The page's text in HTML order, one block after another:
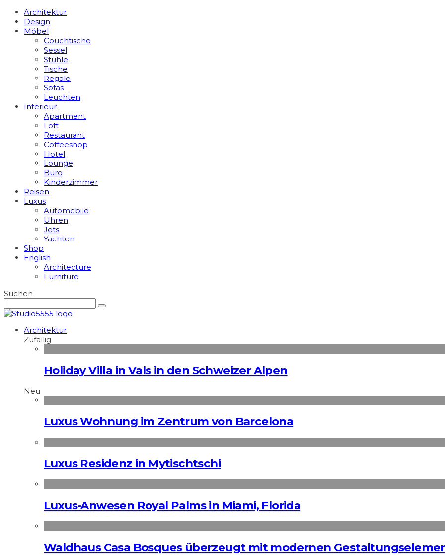
Architektur
Design
Möbel
Couchtische
Sessel
Stühle
Tische
Regale
Sofas
Leuchten
Interieur
Apart­ment
Loft
Restaurant
Coffeeshop
Hotel
Lounge
Büro
Kinderzimmer
Reisen
Luxus
Automobile
Uhren
Jets
Yachten
Shop
English
Architecture
Furniture
Suchen
Architektur
Zufällig
Holiday Villa in Vals in den Schweizer Alpen
Neu
Luxus Wohnung im Zentrum von Barcelona
Luxus Residenz in Mytischtschi
Luxus-Anwesen Royal Palms in Miami, Florida
Waldhaus Casa Bosques überzeugt mit modernen